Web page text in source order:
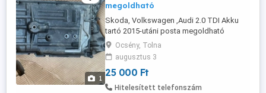
1
megoldható
Skoda, Volkswagen ,Audi 2.0 TDI Akku
tartó 2015-utáni posta megoldható
Ocsény, Tolna
augusztus 3
25 000 Ft
Hitelesített telefonszám